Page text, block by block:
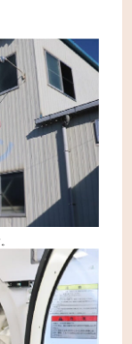
い
を除く）